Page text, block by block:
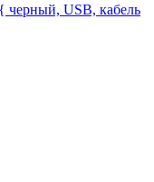
USB, кабель